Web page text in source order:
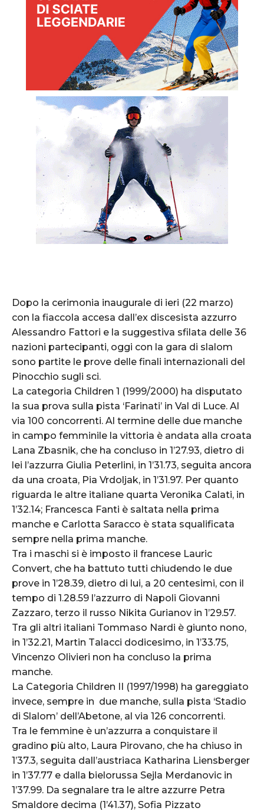
Dopo la cerimonia inaugurale di ieri (22 marzo)
con la fiaccola accesa dall’ex discesista azzurro
Alessandro Fattori e la suggestiva sfilata delle 36
nazioni partecipanti, oggi con la gara di slalom
sono partite le prove delle finali internazionali del
Pinocchio sugli sci.
La categoria Children 1 (1999/2000) ha disputato
la sua prova sulla pista ‘Farinati’ in Val di Luce. Al
via 100 concorrenti. Al termine delle due manche
in campo femminile la vittoria è andata alla croata
Lana Zbasnik, che ha concluso in 1’27.93, dietro di
lei l’azzurra Giulia Peterlini, in 1’31.73, seguita ancora
da una croata, Pia Vrdoljak, in 1’31.97. Per quanto
riguarda le altre italiane quarta Veronika Calati, in
1’32.14; Francesca Fanti è saltata nella prima
manche e Carlotta Saracco è stata squalificata
sempre nella prima manche.
Tra i maschi si è imposto il francese Lauric
Convert, che ha battuto tutti chiudendo le due
prove in 1’28.39, dietro di lui, a 20 centesimi, con il
tempo di 1.28.59 l’azzurro di Napoli Giovanni
Zazzaro, terzo il russo Nikita Gurianov in 1’29.57.
Tra gli altri italiani Tommaso Nardi è giunto nono,
in 1’32.21, Martin Talacci dodicesimo, in 1’33.75,
Vincenzo Olivieri non ha concluso la prima
manche.
La Categoria Children II (1997/1998) ha gareggiato
invece, sempre in due manche, sulla pista ‘Stadio
di Slalom’ dell’Abetone, al via 126 concorrenti.
Tra le femmine è un’azzurra a conquistare il
gradino più alto, Laura Pirovano, che ha chiuso in
1’37.3, seguita dall’austriaca Katharina Liensberger
in 1’37.77 e dalla bielorussa Sejla Merdanovic in
1’37.99. Da segnalare tra le altre azzurre Petra
Smaldore decima (1’41.37), Sofia Pizzato